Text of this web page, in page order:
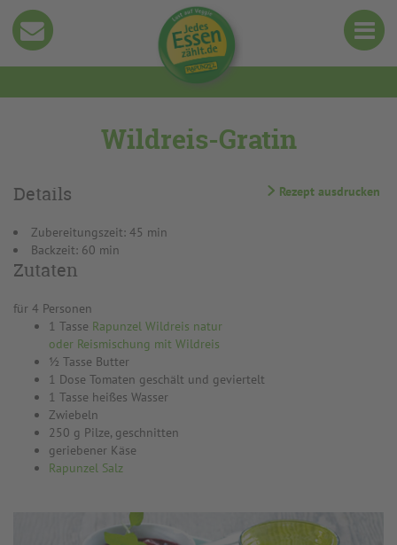
Wildreis-Gratin
Rezept ausdrucken
Details
Zubereitungszeit: 45 min
Backzeit: 60 min
Zutaten
für 4 Personen
1 Tasse Rapunzel Wildreis natur
oder Reismischung mit Wildreis
½ Tasse Butter
1 Dose Tomaten geschält und geviertelt
1 Tasse heißes Wasser
Zwiebeln
250 g Pilze, geschnitten
geriebener Käse
Rapunzel Salz